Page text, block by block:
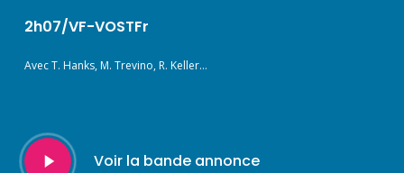
2h07/VF-VOSTFr
Avec T. Hanks, M. Trevino, R. Keller…
Play
Video
Voir la bande annonce